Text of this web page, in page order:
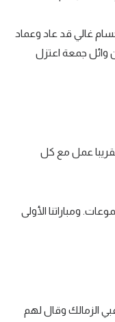
غالي قد عاد وعماد
وائل جمعة اعتزل
عمل مع كل
ومباراتنا الأولى
الزمالك وقال لهم